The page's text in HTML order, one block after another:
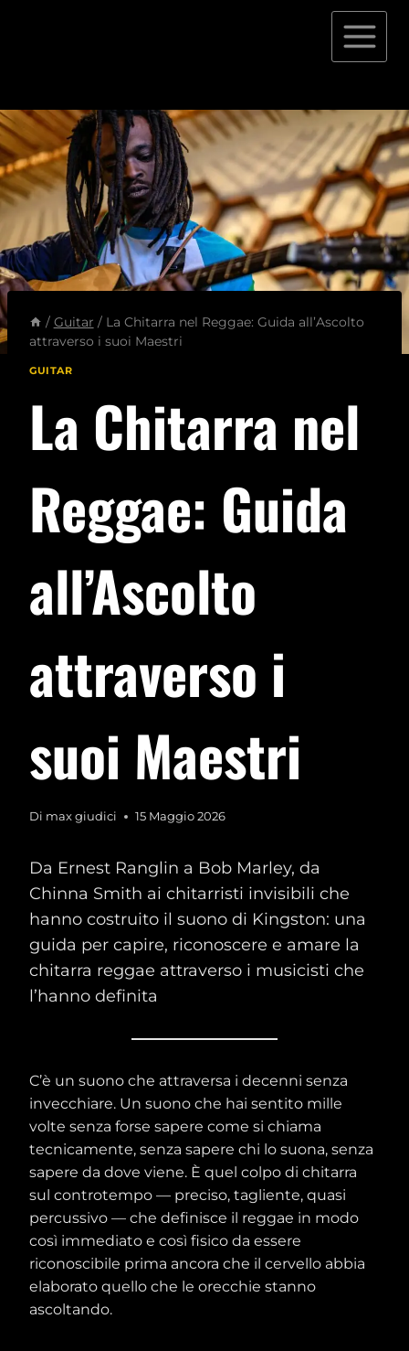
/ Guitar / La Chitarra nel Reggae: Guida all’Ascolto
attraverso i suoi Maestri
GUITAR
La Chitarra nel
Reggae: Guida
all’Ascolto
attraverso i
suoi Maestri
Di max giudici 15 Maggio 2026
Da Ernest Ranglin a Bob Marley, da
Chinna Smith ai chitarristi invisibili che
hanno costruito il suono di Kingston: una
guida per capire, riconoscere e amare la
chitarra reggae attraverso i musicisti che
l’hanno definita
C’è un suono che attraversa i decenni senza
invecchiare. Un suono che hai sentito mille
volte senza forse sapere come si chiama
tecnicamente, senza sapere chi lo suona, senza
sapere da dove viene. È quel colpo di chitarra
sul controtempo — preciso, tagliente, quasi
percussivo — che definisce il reggae in modo
così immediato e così fisico da essere
riconoscibile prima ancora che il cervello abbia
elaborato quello che le orecchie stanno
ascoltando.